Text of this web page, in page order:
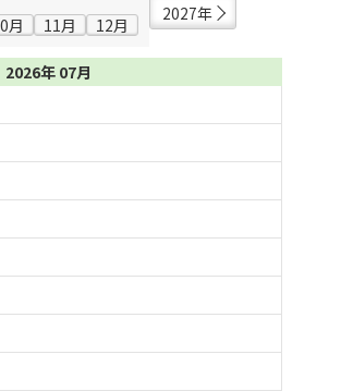
月 11月 12月
2027年
2026年 07月